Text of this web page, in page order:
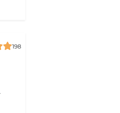
198